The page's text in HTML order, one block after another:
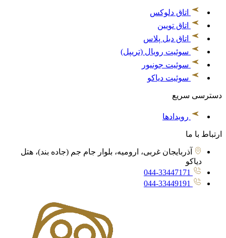
اتاق دلوکس
اتاق تویین
اتاق دبل پلاس
سوئیت رویال (تریپل)
سوئیت جونیور
سوئیت دیاکو
دسترسی سریع
رویدادها
ارتباط با ما
آذربایجان غربی، ارومیه، بلوار جام جم (جاده بند)، هتل
دیاکو
044-33447171
044-33449191